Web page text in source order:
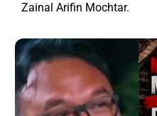
Zainal Arifin Mochtar.